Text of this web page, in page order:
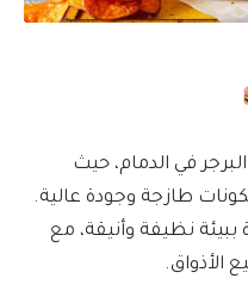
في الدمام، حيث
طازجة وجودة عالية.
نظيفة وأنيقة، مع
الأذواق.